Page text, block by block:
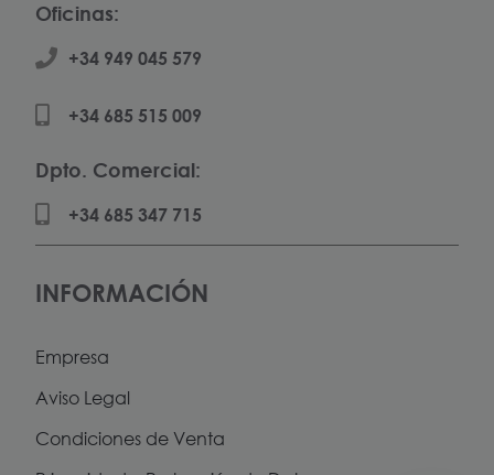
Oficinas:
+34 949 045 579
+34 685 515 009
Dpto. Comercial:
+34 685 347 715
INFORMACIÓN
Empresa
Aviso Legal
Condiciones de Venta